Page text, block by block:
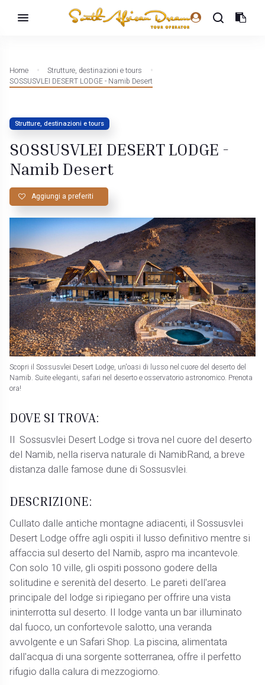
Home
Strutture, destinazioni e tours
SOSSUSVLEI DESERT LODGE - Namib Desert
Strutture, destinazioni e tours
SOSSUSVLEI DESERT LODGE -
Namib Desert
Aggiungi a preferiti
Scopri il Sossusvlei Desert Lodge, un'oasi di lusso nel cuore del deserto del
Namib. Suite eleganti, safari nel deserto e osservatorio astronomico. Prenota
ora!
DOVE SI TROVA:
Il Sossusvlei Desert Lodge si trova nel cuore del deserto
del Namib, nella riserva naturale di NamibRand, a breve
distanza dalle famose dune di Sossusvlei.
DESCRIZIONE:
Cullato dalle antiche montagne adiacenti, il Sossusvlei
Desert Lodge offre agli ospiti il lusso definitivo mentre si
affaccia sul deserto del Namib, aspro ma incantevole.
Con solo 10 ville, gli ospiti possono godere della
solitudine e serenità del deserto. Le pareti dell'area
principale del lodge si ripiegano per offrire una vista
ininterrotta sul deserto. Il lodge vanta un bar illuminato
dal fuoco, un confortevole salotto, una veranda
avvolgente e un Safari Shop. La piscina, alimentata
dall'acqua di una sorgente sotterranea, offre il perfetto
rifugio dalla calura di mezzogiorno.